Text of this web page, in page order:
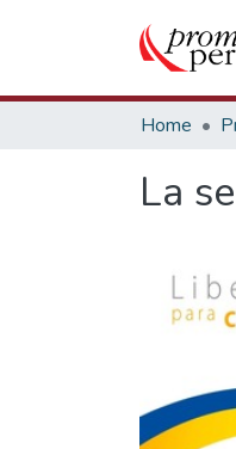
Home
La